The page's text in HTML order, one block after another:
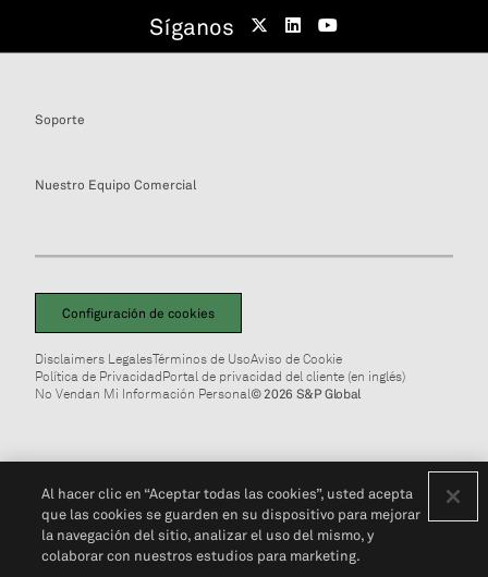
Síganos
Soporte
Nuestro Equipo Comercial
Configuración de cookies
Disclaimers LegalesTérminos de UsoAviso de Cookie
Política de PrivacidadPortal de privacidad del cliente (en inglés)
No Vendan Mi Información Personal© 2026 S&P Global
Al hacer clic en “Aceptar todas las cookies”, usted acepta
que las cookies se guarden en su dispositivo para mejorar
la navegación del sitio, analizar el uso del mismo, y
colaborar con nuestros estudios para marketing.